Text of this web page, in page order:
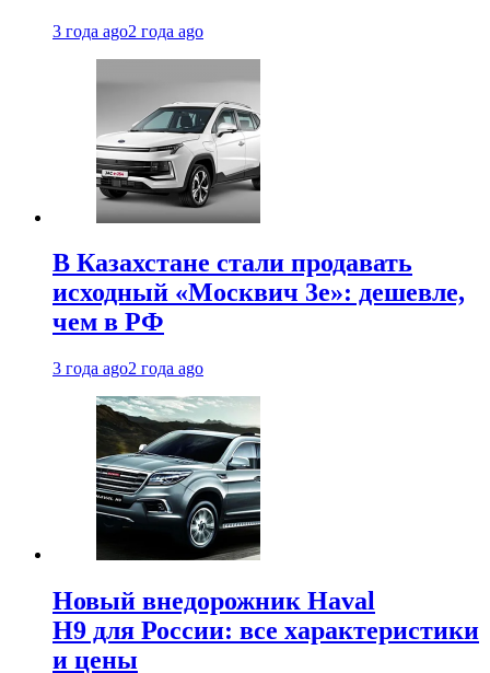
3 года ago2 года ago
В Казахстане стали продавать
исходный «Москвич 3e»: дешевле,
чем в РФ
3 года ago2 года ago
Новый внедорожник Haval
H9 для России: все характеристики
и цены